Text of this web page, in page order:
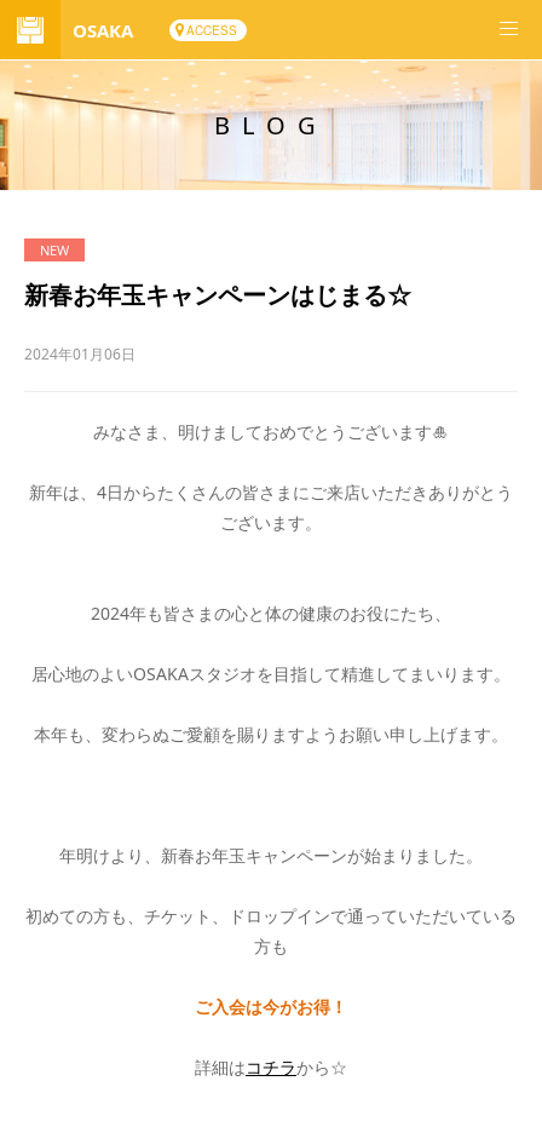
OSAKA ACCESS
BLOG
新春お年玉キャンペーンはじまる☆
2024年01月06日
みなさま、明けましておめでとうございます🎍
新年は、4日からたくさんの皆さまにご来店いただきありがとう
ございます。
2024年も皆さまの心と体の健康のお役にたち、
居心地のよいOSAKAスタジオを目指して精進してまいります。
本年も、変わらぬご愛顧を賜りますようお願い申し上げます。
年明けより、新春お年玉キャンペーンが始まりました。
初めての方も、チケット、ドロップインで通っていただいている
方も
ご入会は今がお得！
詳細はコチラから☆